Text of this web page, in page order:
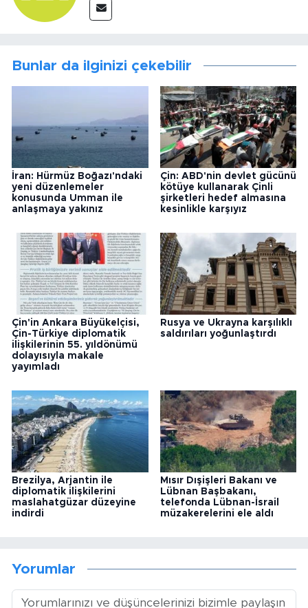
Bunlar da ilginizi çekebilir
İran: Hürmüz Boğazı'ndaki
yeni düzenlemeler
konusunda Umman ile
anlaşmaya yakınız
Çin: ABD'nin devlet gücünü
kötüye kullanarak Çinli
şirketleri hedef almasına
kesinlikle karşıyız
Çin'in Ankara Büyükelçisi,
Çin-Türkiye diplomatik
ilişkilerinin 55. yıldönümü
dolayısıyla makale
yayımladı
Rusya ve Ukrayna karşılıklı
saldırıları yoğunlaştırdı
Brezilya, Arjantin ile
diplomatik ilişkilerini
maslahatgüzar düzeyine
indirdi
Mısır Dışişleri Bakanı ve
Lübnan Başbakanı,
telefonda Lübnan-İsrail
müzakerelerini ele aldı
Yorumlar